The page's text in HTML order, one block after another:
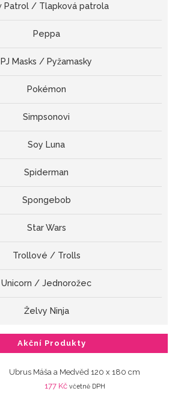
Patrol / Tlapková patrola
Peppa
PJ Masks / Pyžamasky
Pokémon
Simpsonovi
Soy Luna
Spiderman
Spongebob
Star Wars
Trollové / Trolls
Unicorn / Jednorožec
Želvy Ninja
Akční Produkty
Ubrus Máša a Medvěd 120 x 180 cm
177 Kč včetně DPH